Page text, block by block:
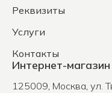
Реквизиты
Услуги
Контакты
Интернет-
125009, Москва, ул.